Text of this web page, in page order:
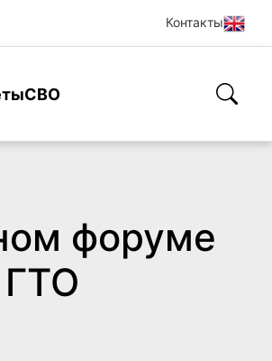
Контакты
СВО
форуме